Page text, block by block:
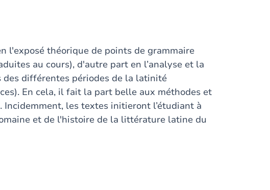
l'exposé théorique de points de grammaire
au cours), d'autre part en l’analyse et la
différentes périodes de la latinité
En cela, il fait la part belle aux méthodes et
les textes initieront l’étudiant à
et de l'histoire de la littérature latine du